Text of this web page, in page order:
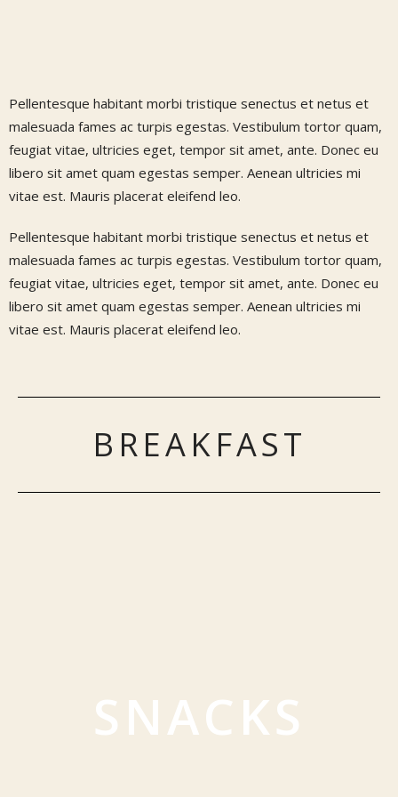
Pellentesque habitant morbi tristique senectus et netus et
malesuada fames ac turpis egestas. Vestibulum tortor quam,
feugiat vitae, ultricies eget, tempor sit amet, ante. Donec eu
libero sit amet quam egestas semper. Aenean ultricies mi
vitae est. Mauris placerat eleifend leo.
Pellentesque habitant morbi tristique senectus et netus et
malesuada fames ac turpis egestas. Vestibulum tortor quam,
feugiat vitae, ultricies eget, tempor sit amet, ante. Donec eu
libero sit amet quam egestas semper. Aenean ultricies mi
vitae est. Mauris placerat eleifend leo.
BREAKFAST
SNACKS